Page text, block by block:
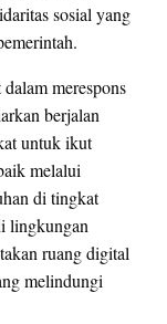
sosial yang
merespons
berjalan
untuk ikut
melalui
di tingkat
lingkungan
ruang digital
melindungi